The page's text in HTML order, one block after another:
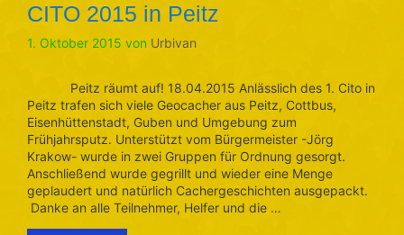
CITO 2015 in Peitz
1. Oktober 2015 von Urbivan
Peitz räumt auf! 18.04.2015 Anlässlich des 1. Cito in
Peitz trafen sich viele Geocacher aus Peitz, Cottbus,
Eisenhüttenstadt, Guben und Umgebung zum
Frühjahrsputz. Unterstützt vom Bürgermeister -Jörg
Krakow- wurde in zwei Gruppen für Ordnung gesorgt.
Anschließend wurde gegrillt und wieder eine Menge
geplaudert und natürlich Cachergeschichten ausgepackt.
Danke an alle Teilnehmer, Helfer und die …